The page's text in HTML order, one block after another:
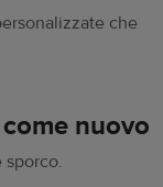
che
nuovo
sporco.